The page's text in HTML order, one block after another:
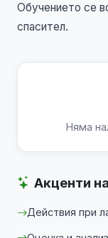
Обучението се
спасител.
Няма
Акценти
Действия при